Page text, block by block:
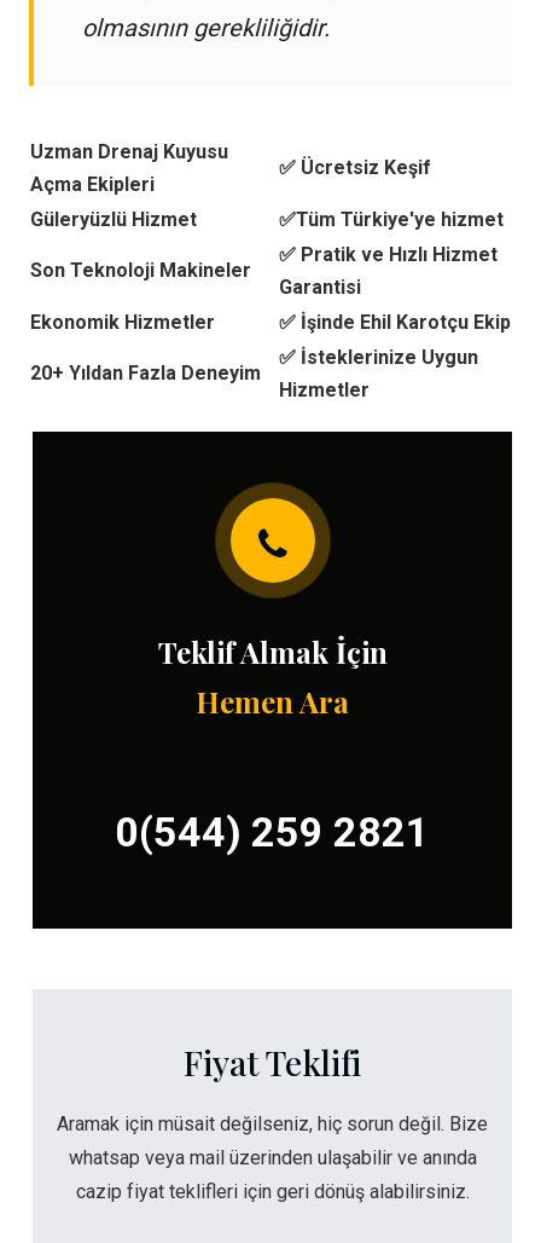
olmasının gerekliliğidir.
Uzman Drenaj Kuyusu
Açma Ekipleri
✅ Ücretsiz Keşif
Güleryüzlü Hizmet ✅Tüm Türkiye'ye hizmet
Son Teknoloji Makineler
✅ Pratik ve Hızlı Hizmet
Garantisi
Ekonomik Hizmetler
✅ İşinde Ehil Karotçu Ekip
20+ Yıldan Fazla Deneyim
✅ İsteklerinize Uygun
Hizmetler
Teklif Almak İçin
Hemen Ara
0(544) 259 2821
Fiyat Teklifi
Aramak için müsait değilseniz, hiç sorun değil. Bize
whatsap veya mail üzerinden ulaşabilir ve anında
cazip fiyat teklifleri için geri dönüş alabilirsiniz.